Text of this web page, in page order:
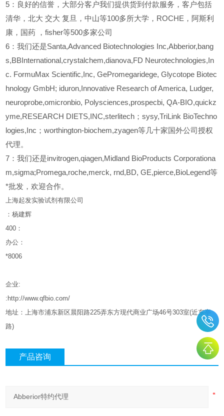
5 ：良好的信誉，大部分客户我们提供货到付款服务，客户包括
清华，北大 交大 复旦，中山等100多所大学，ROCHE，阿斯利
康，国药
，fisher等500多家公司
6 ：我们还是Santa,Advanced Biotechnologies Inc,Abberior,bang
s,BBInternational,crystalchem,dianova,FD Neurotechnologies,In
c. FormuMax Scientific,Inc, GePromegaridege, Glycotope Biotec
hnology GmbH; iduron,Innovative Research of America, Ludger,
neuroprobe,omicronbio, Polysciences,prospecbi, QA-BIO,quickz
yme,RESEARCH DIETS,INC,sterlitech；sysy,TriLink BioTechno
logies,Inc；worthington-biochem,zyagen等几十家国外公司授权
代理。
7：我们还是invitrogen,qiagen,Midland BioProducts Corporationa
m,sigma;Promega,roche,merck, rnd,BD, GE,pierce,BioLegend等
*批发，欢迎合作。
上海起发实验试剂有限公司
：杨建辉
400 ：
办公：
*8006
企业:
:http://www.qfbio.com/
地址：上海市浦东新区晨阳路225弄东方现代商业广场46号303室(近东亭
路)
产品咨询